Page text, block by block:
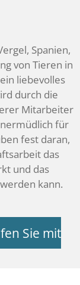
Spanien,
von Tieren in
liebevolles
durch die
Mitarbeiter
für
fest daran,
das
und das
kann.
Sie mit